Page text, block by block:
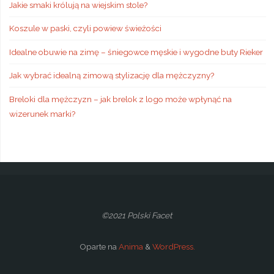
Jakie smaki królują na wiejskim stole?
Koszule w paski, czyli powiew świeżości
Idealne obuwie na zimę – śniegowce męskie i wygodne buty Rieker
Jak wybrać idealną zimową stylizację dla mężczyzny?
Breloki dla mężczyzn – jak brelok z logo może wpłynąć na
wizerunek marki?
©2021 Polski Facet
Oparte na Anima & WordPress.